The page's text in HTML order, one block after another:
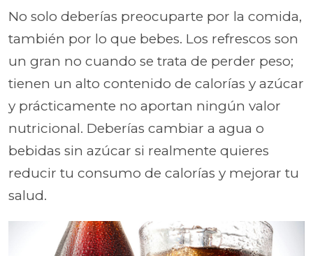
No solo deberías preocuparte por la comida,
también por lo que bebes. Los refrescos son
un gran no cuando se trata de perder peso;
tienen un alto contenido de calorías y azúcar
y prácticamente no aportan ningún valor
nutricional. Deberías cambiar a agua o
bebidas sin azúcar si realmente quieres
reducir tu consumo de calorías y mejorar tu
salud.